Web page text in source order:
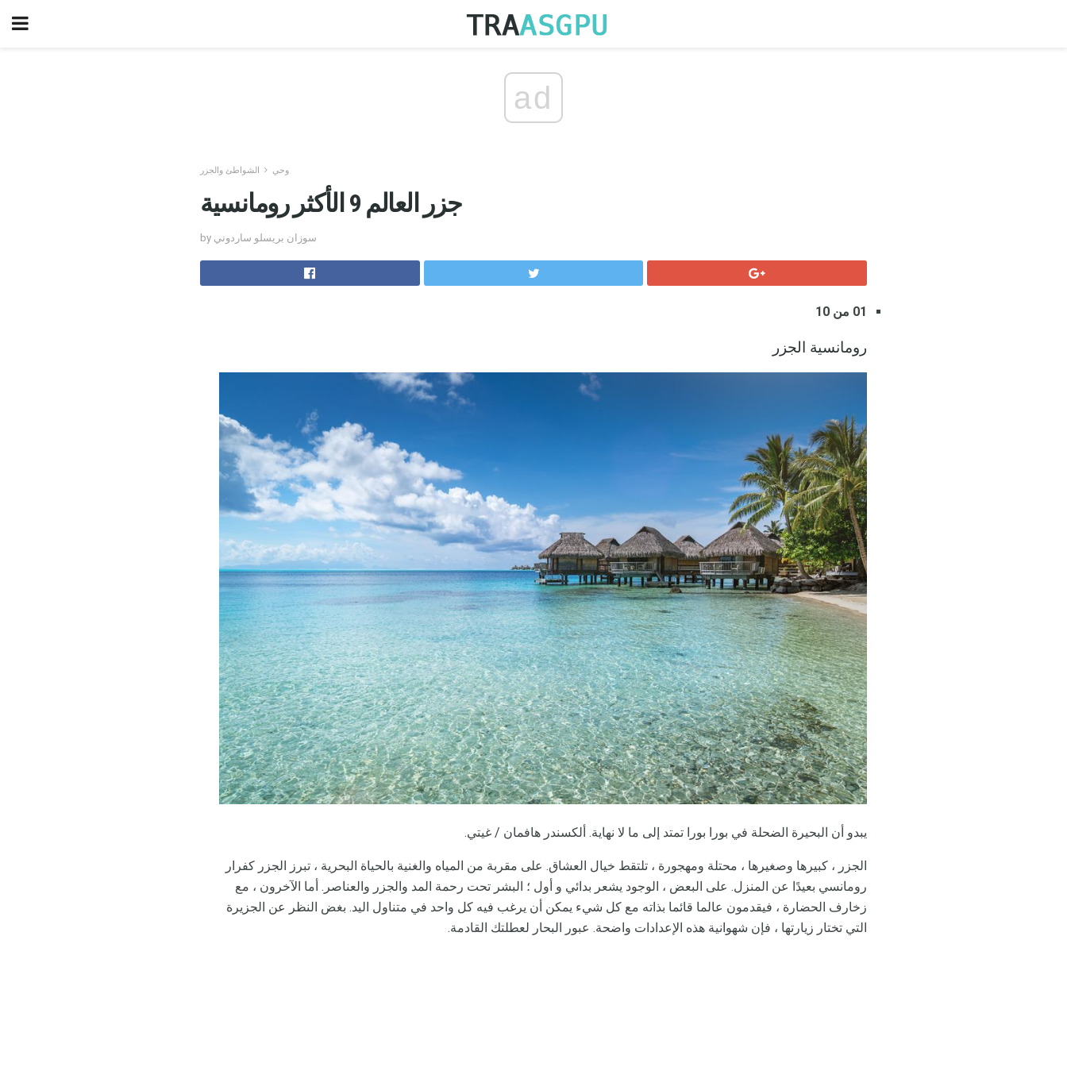
ad
وحي الشواطئ والجزر
جزر العالم 9 الأكثر رومانسية
by سوزان بريسلو ساردوني
01 من 10
رومانسية الجزر
يبدو أن البحيرة الضحلة في بورا بورا تمتد إلى ما لا نهاية. ألكسندر هافمان / غيتي.
الجزر ، كبيرها وصغيرها ، محتلة ومهجورة ، تلتقط خيال العشاق. على مقربة من المياه والغنية بالحياة البحرية ، تبرز الجزر كفرار
رومانسي بعيدًا عن المنزل. على البعض ، الوجود يشعر بدائي و أول ؛ البشر تحت رحمة المد والجزر والعناصر. أما الآخرون ، مع
زخارف الحضارة ، فيقدمون عالما قائما بذاته مع كل شيء يمكن أن يرغب فيه كل واحد في متناول اليد. بغض النظر عن الجزيرة
التي تختار زيارتها ، فإن شهوانية هذه الإعدادات واضحة. عبور البحار لعطلتك القادمة.